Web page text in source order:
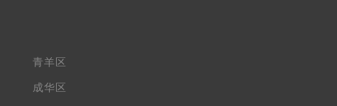
青羊区
成华区